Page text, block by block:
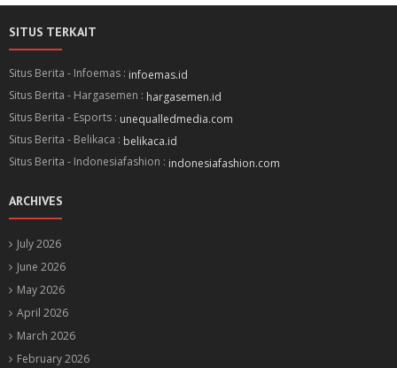
SITUS TERKAIT
Situs Berita - Infoemas : infoemas.id
Situs Berita - Hargasemen : hargasemen.id
Situs Berita - Esports : unequalledmedia.com
Situs Berita - Belikaca : belikaca.id
Situs Berita - Indonesiafashion : indonesiafashion.com
ARCHIVES
July 2026
June 2026
May 2026
April 2026
March 2026
February 2026